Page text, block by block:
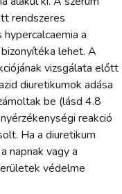
rendszeres
a
lehet. A
vizsgálata előtt
diuretikumok adása
be (lásd 4.8
reakció
Ha a diuretikum
napnak vagy a
védelme